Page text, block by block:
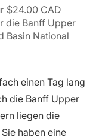
$24.00 CAD
die Banff Upper
Basin National
einen Tag lang
die Banff Upper
liegen die
Sie haben eine